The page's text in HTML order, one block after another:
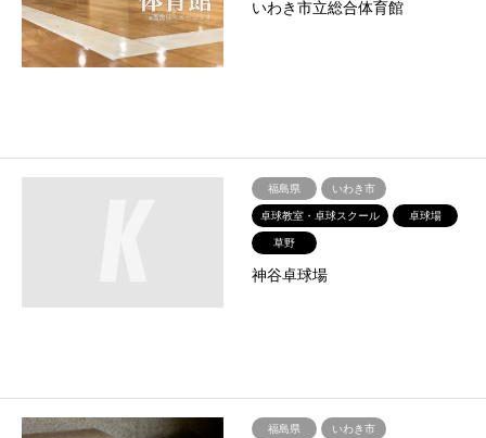
いわき市立総合体育館
福島県
いわき市
卓球教室・卓球スクール
卓球場
草野
神谷卓球場
福島県
いわき市